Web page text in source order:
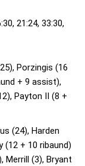
21:24, 33:30,
Porzingis (16
+ 9 assist),
Payton II (8 +
(24), Harden
(12 + 10 ribaund)
Merrill (3), Bryant